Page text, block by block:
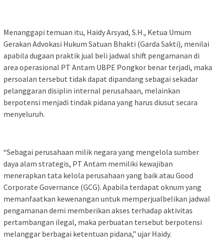
Menanggapi temuan itu, Haidy Arsyad, S.H., Ketua Umum
Gerakan Advokasi Hukum Satuan Bhakti (Garda Sakti), menilai
apabila dugaan praktik jual beli jadwal shift pengamanan di
area operasional PT Antam UBPE Pongkor benar terjadi, maka
persoalan tersebut tidak dapat dipandang sebagai sekadar
pelanggaran disiplin internal perusahaan, melainkan
berpotensi menjadi tindak pidana yang harus diusut secara
menyeluruh.
“Sebagai perusahaan milik negara yang mengelola sumber
daya alam strategis, PT Antam memiliki kewajiban
menerapkan tata kelola perusahaan yang baik atau Good
Corporate Governance (GCG). Apabila terdapat oknum yang
memanfaatkan kewenangan untuk memperjualbelikan jadwal
pengamanan demi memberikan akses terhadap aktivitas
pertambangan ilegal, maka perbuatan tersebut berpotensi
melanggar berbagai ketentuan pidana,” ujar Haidy.